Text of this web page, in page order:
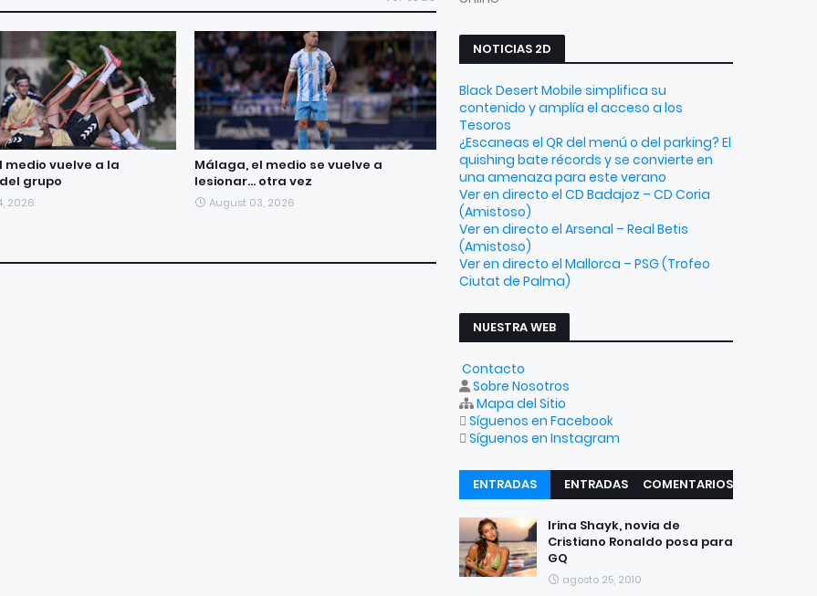
medio vuelve a la
grupo
2026
Málaga, el medio se vuelve a
lesionar... otra vez
August 03, 2026
NOTICIAS 2D
Black Desert Mobile simplifica su
contenido y amplía el acceso a los
Tesoros
¿Escaneas el QR del menú o del parking? El
quishing bate récords y se convierte en
una amenaza para este verano
Ver en directo el CD Badajoz – CD Coria
(Amistoso)
Ver en directo el Arsenal – Real Betis
(Amistoso)
Ver en directo el Mallorca – PSG (Trofeo
Ciutat de Palma)
NUESTRA WEB
Contacto
Sobre Nosotros
Mapa del Sitio
Síguenos en Facebook
Síguenos en Instagram
ENTRADAS
RECIENTES
ENTRADAS
COMENTARIOS
Irina Shayk, novia de
Cristiano Ronaldo posa para
GQ
agosto 25, 2010